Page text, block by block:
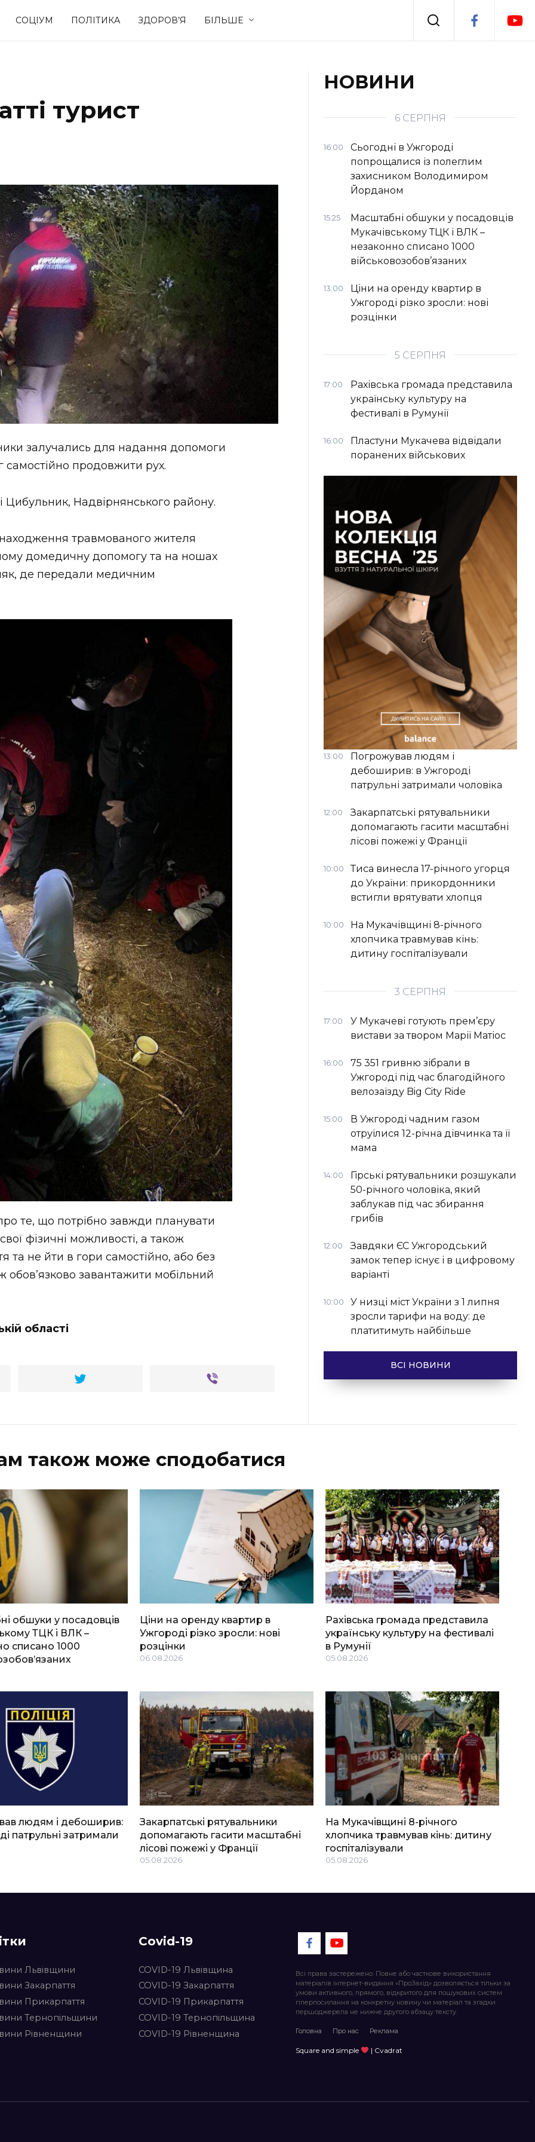
СОЦІУМ ПОЛІТИКА ЗДОРОВ’Я БІЛЬШЕ
Події
Спорт
турист
залучались для надання допомоги
самостійно продовжити рух.
Надвірнянського району.
травмованого жителя
домедичну допомогу та на ношах
де передали медичним
те, що потрібно завжди планувати
фізичні можливості, а також
та не йти в гори самостійно, або без
обов’язково завантажити мобільний
області
НОВИНИ
6 СЕРПНЯ
16:00
Сьогодні в Ужгороді
попрощалися із полеглим
захисником Володимиром
Йорданом
15:25
Масштабні обшуки у посадовців
Мукачівському ТЦК і ВЛК –
незаконно списано 1000
військовозобов’язаних
13:00
Ціни на оренду квартир в
Ужгороді різко зросли: нові
розцінки
5 СЕРПНЯ
17:00
Рахівська громада представила
українську культуру на
фестивалі в Румунії
16:00
Пластуни Мукачева відвідали
поранених військових
13:00
Погрожував людям і
дебоширив: в Ужгороді
патрульні затримали чоловіка
12:00
Закарпатські рятувальники
допомагають гасити масштабні
лісові пожежі у Франції
10:00
Тиса винесла 17-річного угорця
до України: прикордонники
встигли врятувати хлопця
10:00
На Мукачівщині 8-річного
хлопчика травмував кінь:
дитину госпіталізували
3 СЕРПНЯ
17:00
У Мукачеві готують прем’єру
вистави за твором Марії Матіос
16:00
75 351 гривню зібрали в
Ужгороді під час благодійного
велозаїзду Big Сity Ride
15:00
В Ужгороді чадним газом
отруїлися 12-річна дівчинка та її
мама
14:00
Гірські рятувальники розшукали
50-річного чоловіка, який
заблукав під час збирання
грибів
12:00
Завдяки ЄС Ужгородський
замок тепер існує і в цифровому
варіанті
10:00
У низці міст України з 1 липня
зросли тарифи на воду: де
платитимуть найбільше
ВСІ НОВИНИ
також може сподобатися
обшуки у посадовців
ТЦК і ВЛК –
списано 1000
Ціни на оренду квартир в
Ужгороді різко зросли: нові
розцінки
06.08.2026
Рахівська громада представила
українську культуру на фестивалі
в Румунії
05.08.2026
людям і дебоширив:
патрульні затримали
Закарпатські рятувальники
допомагають гасити масштабні
лісові пожежі у Франції
05.08.2026
На Мукачівщині 8-річного
хлопчика травмував кінь: дитину
госпіталізували
05.08.2026
Львівщини
Закарпаття
Прикарпаття
Тернопільщини
Рівненщини
Covid-19
COVID-19 Львівщина
COVID-19 Закарпаття
COVID-19 Прикарпаття
COVID-19 Тернопільщина
COVID-19 Рівненщина
Всі права застережено. Повне або часткове використання
матеріалів інтернет-видання «ПроЗахід» дозволяється тільки за
умови активного, прямого, відкритого для пошукових систем
гіперпосилання на конкретну новину чи матеріал та згадки
першоджерела не нижче другого абзацу тексту.
Головна Про нас Реклама
Square and simple | Cvadrat